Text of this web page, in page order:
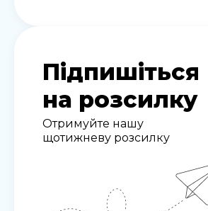
Підпишіться
на розсилку
Отримуйте нашу
щотижневу розсилку